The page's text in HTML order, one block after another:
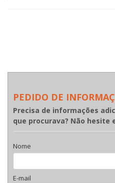
PEDIDO DE
Precisa de informações
que procurava? Não hesite
Nome
E-mail